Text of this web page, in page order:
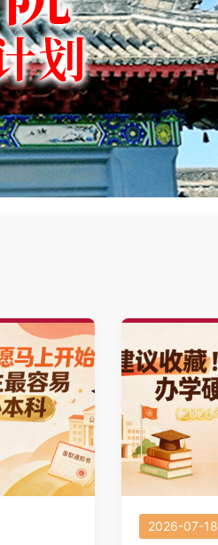
2026-07-18